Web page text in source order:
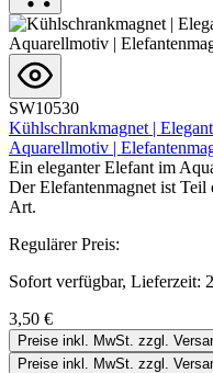
SW10530
Kühlschrankmagnet |
Aquarellmotiv |
Ein eleganter Elefant im
Der Elefantenmagnet ist
Art.
Regulärer Preis:
Sofort verfügbar, Lieferzeit:
3,50 €
Preise inkl. MwSt. zzgl.
Preise inkl. MwSt. zzgl.